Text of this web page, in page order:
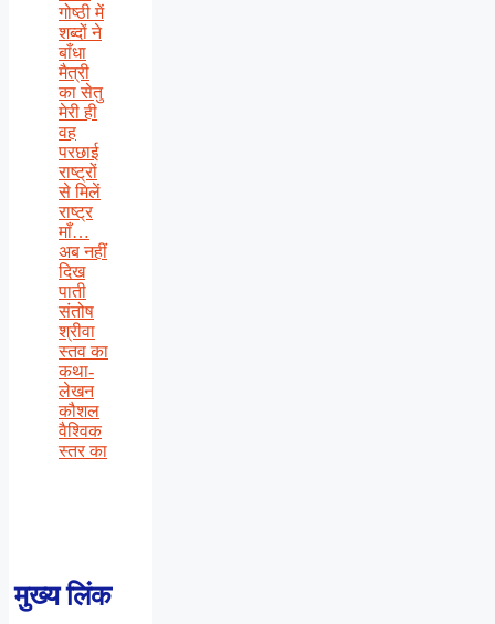
गोष्ठी में
शब्दों ने
बाँधा
मैत्री
का सेतु
मेरी ही
वह
परछाई
राष्ट्रों
से मिलें
राष्ट्र
माँ…
अब नहीं
दिख
पाती
संतोष
श्रीवा
स्तव का
कथा-
लेखन
कौशल
वैश्विक
स्तर का
मुख्य लिंक